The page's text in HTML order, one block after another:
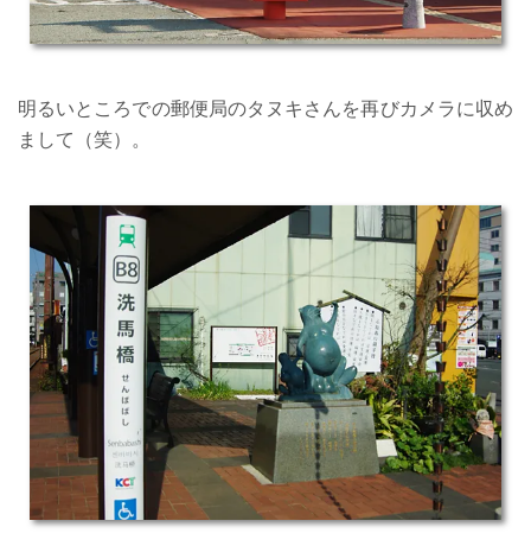
明るいところでの郵便局のタヌキさんを再びカメラに収め
まして（笑）。